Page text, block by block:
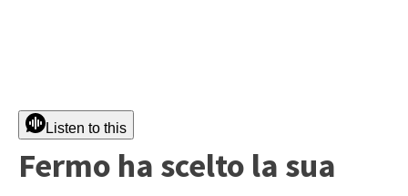
Listen to this
Fermo ha scelto la sua